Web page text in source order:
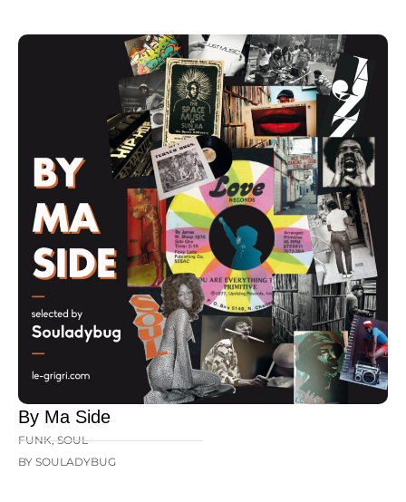
By Ma Side
FUNK,SOUL
BY SOULADYBUG